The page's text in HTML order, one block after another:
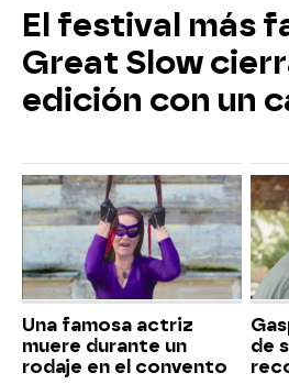
El festival más
Great Slow
edición con un
Una famosa actriz
muere durante un
rodaje en el convento
de